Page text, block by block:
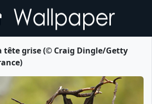
tête grise (© Craig Dingle/Getty